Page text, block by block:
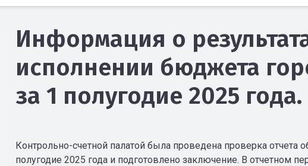
Информация о
исполнении бюджета
за 1 полугодие 2025 года.
Контрольно-счетной палатой была проведена проверка отчета
полугодие 2025 года и подготовлено заключение. В отчетном